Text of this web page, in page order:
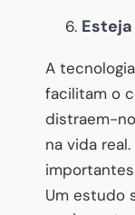
A
facilitam o
distraem-
na vida
Um estudo